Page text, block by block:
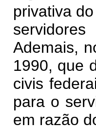
privativa
Ademais,
1990, que
civis
para o
em razão